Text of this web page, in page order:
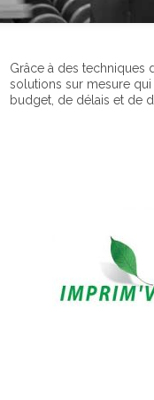
Grâce à des techniques
solutions sur mesure
budget, de délais et de